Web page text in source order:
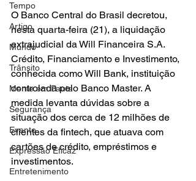
Tempo
Artigo
Mundo
Trânsito
Mente em Pauta
Segurança
Evento
Expressão Eficaz
Entretenimento
O Banco Central do Brasil decretou,
nesta quarta-feira (21), a liquidação
extrajudicial da Will Financeira S.A.
Crédito, Financiamento e Investimento,
conhecida como Will Bank, instituição
controlada pelo Banco Master. A
medida levanta dúvidas sobre a
situação dos cerca de 12 milhões de
clientes da fintech, que atuava com
cartões de crédito, empréstimos e
investimentos.